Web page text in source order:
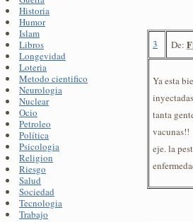
Historia
Humor
Islam
Libros
Longevidad
Loteria
Metodo cientifico
Neurologia
Nuclear
Ocio
Petroleo
Política
Psicologia
Religion
Riesgo
Salud
Sociedad
Tecnologia
Trabajo
3 De:
Ya esta
tanta
vacunas!!
eje. la